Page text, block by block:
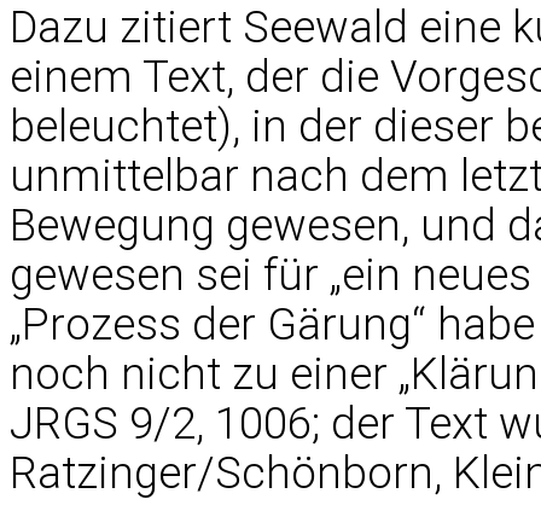
Dazu zitiert Seewald eine
einem Text, der die
beleuchtet), in der dieser
unmittelbar nach dem
Bewegung gewesen, und
gewesen sei für „ein
„Prozess der Gärung“
noch nicht zu einer
JRGS 9/2, 1006; der Text
Ratzinger/Schönborn,